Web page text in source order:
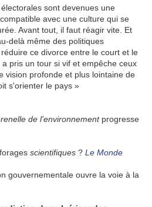
sont devenues une
avec une culture qui se
Avant tout, il faut réagir vite. Et
delà même des politiques
ce divorce entre le court et le
pris un tour si vif et empêche ceux
vision profonde et plus lointaine de
s'orienter le pays »
de l'environnementprogresse
scientifiques ? Le Monde
gouvernementale ouvre la voie à la